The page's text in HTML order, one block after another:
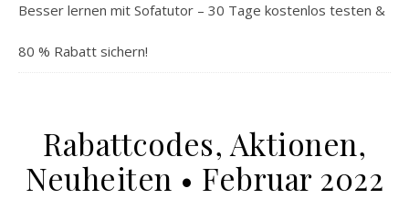
Besser lernen mit Sofatutor – 30 Tage kostenlos testen &
80 % Rabatt sichern!
Rabattcodes, Aktionen,
Neuheiten • Februar 2022